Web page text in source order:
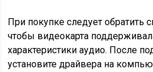
При покупке следует обратить
чтобы видеокарта
характеристики аудио. После
установите драйвера на